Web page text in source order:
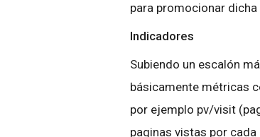
para promocionar
Indicadores
Subiendo un escalón
básicamente métricas
por ejemplo pv/visit
paginas vistas por